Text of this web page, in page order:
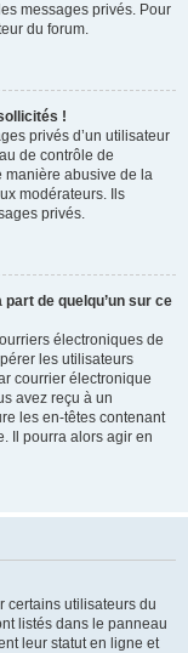
messages privés. Pour
du forum.
!
privés d’un utilisateur
de contrôle de
manière abusive de la
modérateurs. Ils
privés.
de quelqu’un sur ce
électroniques de
les utilisateurs
courrier électronique
avez reçu à un
les en-têtes contenant
Il pourra alors agir en
certains utilisateurs du
listés dans le panneau
leur statut en ligne et